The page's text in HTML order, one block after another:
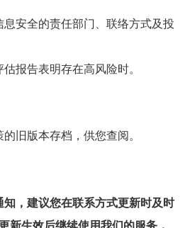
息安全的责任部门、联络方式及投
报告表明存在高风险时。
旧版本存档，供您查阅。
，建议您在联系方式更新时及时
新生效后继续使用我们的服务，